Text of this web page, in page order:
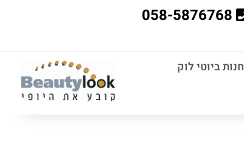
058-5876768
חנות ביוטי לוק